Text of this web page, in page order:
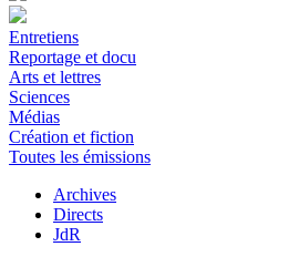
Entretiens
Reportage et docu
Arts et lettres
Sciences
Médias
Création et fiction
Toutes les émissions
Archives
Directs
JdR